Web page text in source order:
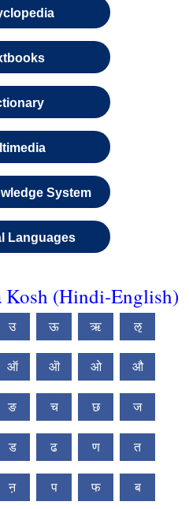
System
Languages
Kosh (Hindi-English)
उ ऊ ऋ ऌ
ऑ ऒ ओ औ
ङ च छ ज
ड ढ ण त
ऩ प फ ब